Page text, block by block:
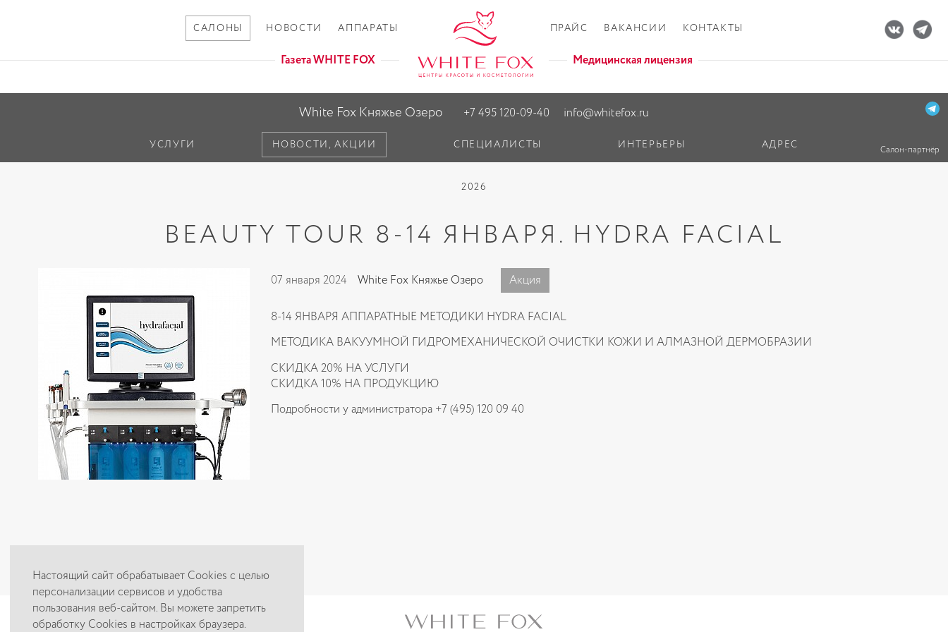
САЛОНЫ НОВОСТИ АППАРАТЫ
Газета WHITE FOX
ПРАЙС ВАКАНСИИ КОНТАКТЫ
Медицинская лицензия
White Fox Княжье Озеро +7 495 120-09-40 info@whitefox.ru
УСЛУГИ НОВОСТИ, АКЦИИ СПЕЦИАЛИСТЫ ИНТЕРЬЕРЫ АДРЕС Салон-партнёр
2026
BEAUTY TOUR 8-14 ЯНВАРЯ. HYDRA FACIAL
07 января 2024 White Fox Княжье Озеро Акция
8-14 ЯНВАРЯ АППАРАТНЫЕ МЕТОДИКИ HYDRA FACIAL
МЕТОДИКА ВАКУУМНОЙ ГИДРОМЕХАНИЧЕСКОЙ ОЧИСТКИ КОЖИ И АЛМАЗНОЙ ДЕРМОБРАЗИИ
СКИДКА 20% НА УСЛУГИ
СКИДКА 10% НА ПРОДУКЦИЮ
Подробности у администратора +7 (495) 120 09 40
Цены, приведённые на сайте, не окончательные, не
Настоящий сайт обрабатывает Cookies с целью
персонализации сервисов и удобства
пользования веб-сайтом. Вы можете запретить
обработку Cookies в настройках браузера.